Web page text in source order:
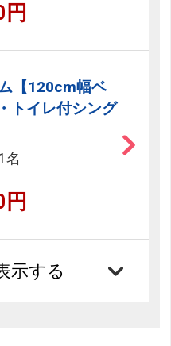
【120cm幅ベ
トイレ付シング
1名
示する